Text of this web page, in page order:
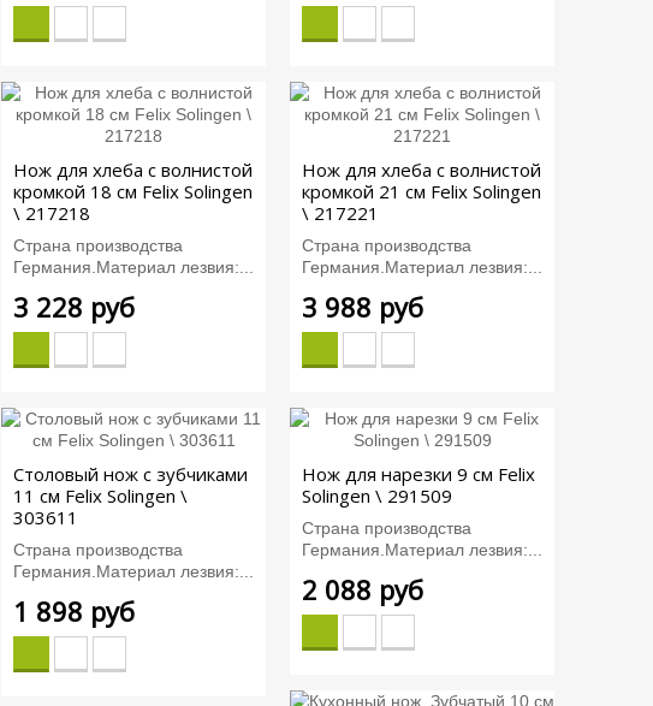
Нож для хлеба с волнистой
кромкой 18 см Felix Solingen
\ 217218
Страна производства
Германия.Материал лезвия:...
3 228 руб
Нож для хлеба с волнистой
кромкой 21 см Felix Solingen
\ 217221
Страна производства
Германия.Материал лезвия:...
3 988 руб
Столовый нож с зубчиками
11 см Felix Solingen \
303611
Страна производства
Германия.Материал лезвия:...
1 898 руб
Нож для нарезки 9 см Felix
Solingen \ 291509
Страна производства
Германия.Материал лезвия:...
2 088 руб